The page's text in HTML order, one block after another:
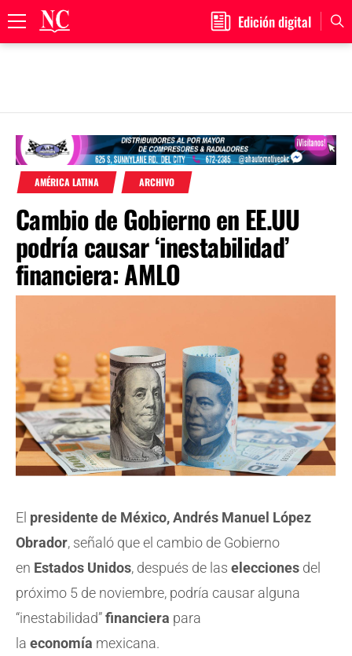
content
Edición digital
AMÉRICA LATINA ARCHIVO
Cambio de Gobierno en EE.UU
podría causar ‘inestabilidad’
financiera: AMLO
El presidente de México, Andrés Manuel López
Obrador, señaló que el cambio de Gobierno
en Estados Unidos, después de las elecciones del
próximo 5 de noviembre, podría causar alguna
“inestabilidad”financiera para
la economía mexicana.